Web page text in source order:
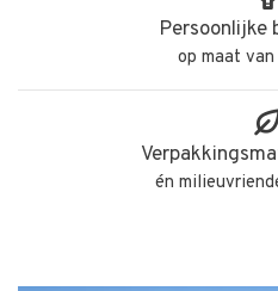
Persoonlijke
op maat
én